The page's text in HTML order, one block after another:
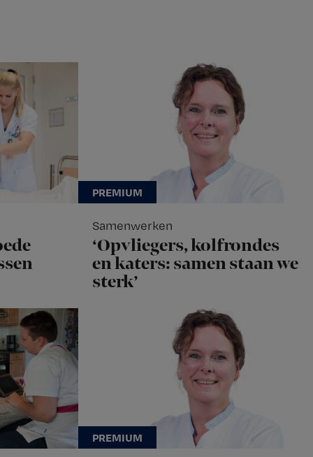
Samenwerken
‘Opvliegers, kolfrondes
en katers: samen staan we
sterk’